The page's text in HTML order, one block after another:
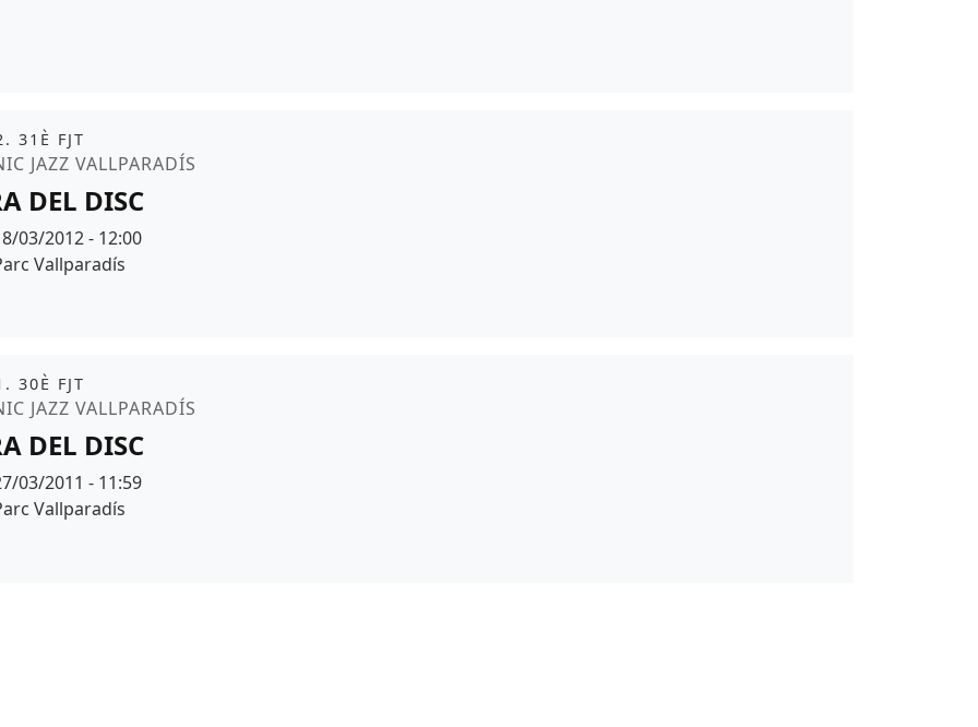
31È FJT
JAZZ VALLPARADÍS
DEL DISC
03/2012 - 12:00
Vallparadís
30È FJT
JAZZ VALLPARADÍS
DEL DISC
03/2011 - 11:59
Vallparadís